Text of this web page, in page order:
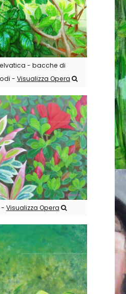
- bacche di
- Visualizza Opera
- Visualizza Opera